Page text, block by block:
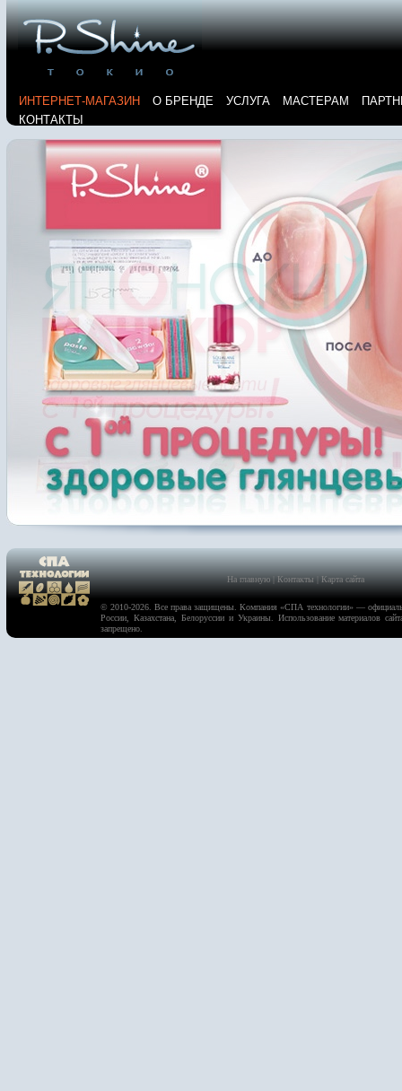
ИНТЕРНЕТ-МАГАЗИН О БРЕНДЕ УСЛУГА МАСТЕРАМ
КОНТАКТЫ
На главную |Контакты |Карта сайта
© 2010-2026. Все права защищены. Компания «СПА технологии» —
России, Казахстана, Белоруссии и Украины. Использование материалов
запрещено.